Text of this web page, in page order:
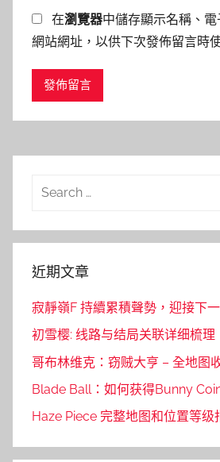
在瀏覽器中儲存顯示名稱、
網站網址，以供下次發佈留言時
Search
近期文章
寂靜嶺F 持續累積聲勢，迎接下
初雪樱: 线路与结局关联详细梳理
哥布林维克：窃贼大亨 – 全地图
Blade Ball：如何获得Bunny
Haze Piece 完整地图和位置等级